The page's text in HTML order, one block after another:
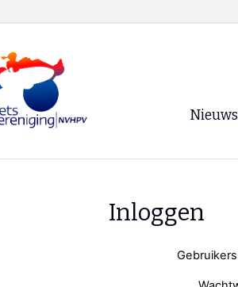
Nieuws
Inloggen